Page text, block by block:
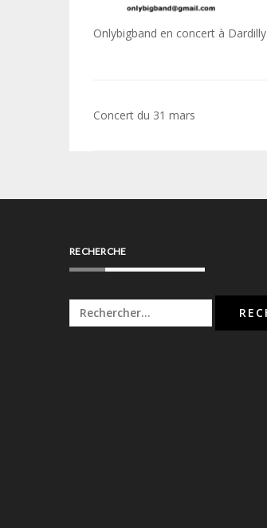
Onlybigband en concert à Dardilly
Navigation
Concert du 31 mars
RECHERCHE
Rechercher :